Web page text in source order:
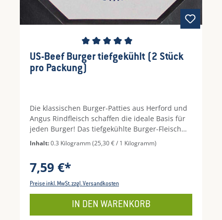
Durchschnittliche Bewertung von 5 von 5
US-Beef Burger tiefgekühlt (2 Stück
pro Packung)
Die klassischen Burger-Patties aus Herford und
Angus Rindfleisch schaffen die ideale Basis für
jeden Burger! Das tiefgekühlte Burger-Fleisch
lässt sich ganz unkompliziert sauber in Grill
oder Pfanne zubereiten, da sie fertig geformt
köstliche Rindfleisch ganz schlicht zwischen 2
Brötchenhälften. In der Packung befinden sich 2
Oder möchten Sie mehr als nur 2 US-Burger
Inhalt:0.3 Kilogramm(25,30 € / 1 Kilogramm)
7,59 €*
Preise inkl. MwSt. zzgl. Versandkosten
IN DEN WARENKORB